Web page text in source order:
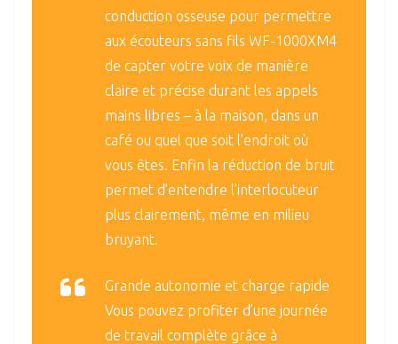
conduction osseuse pour permettre
aux écouteurs sans fils WF-1000XM4
de capter votre voix de manière
claire et précise durant les appels
mains libres – à la maison, dans un
café ou quel que soit l’endroit où
vous êtes. Enfin la réduction de bruit
permet d’entendre l’interlocuteur
plus clairement, même en milieu
bruyant.
Grande autonomie et charge rapide
Vous pouvez profiter d’une journée
de travail complète grâce à